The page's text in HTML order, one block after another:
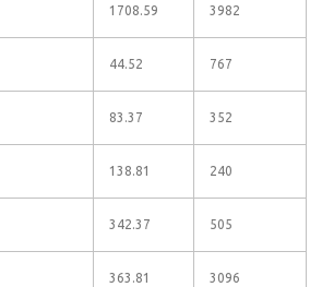
1708.59 3982
44.52 767
83.37 352
138.81 240
342.37 505
363.81 3096